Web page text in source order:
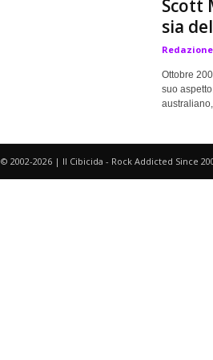
a
Scott
sia
Redazione
Ottobre
suo
© 2002-2026 | Il Cibicida - Rock Addicted Since